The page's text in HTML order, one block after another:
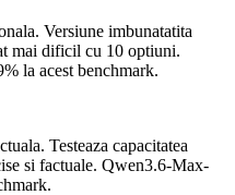
. Versiune imbunatatita
mai dificil cu 10 optiuni.
la acest benchmark.
. Testeaza capacitatea
si factuale. Qwen3.6-Max-